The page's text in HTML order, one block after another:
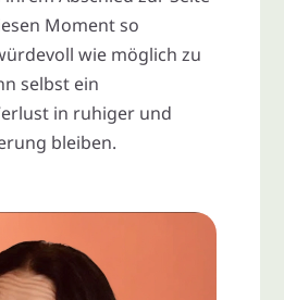
Moment so
wie möglich zu
selbst ein
in ruhiger und
bleiben.